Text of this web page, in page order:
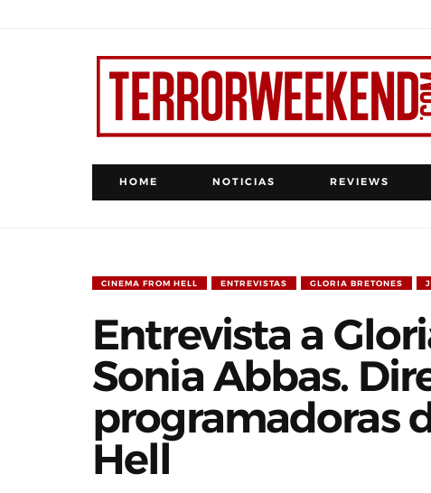
HOME NOTICIAS REVIEWS
CINEMA FROM HELL ENTREVISTAS GLORIA BRETONES
Entrevista a
Sonia Abbas.
programadoras
Hell